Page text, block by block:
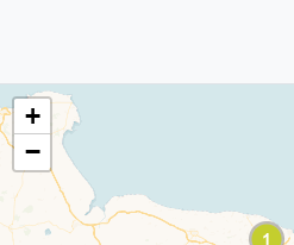
+
−